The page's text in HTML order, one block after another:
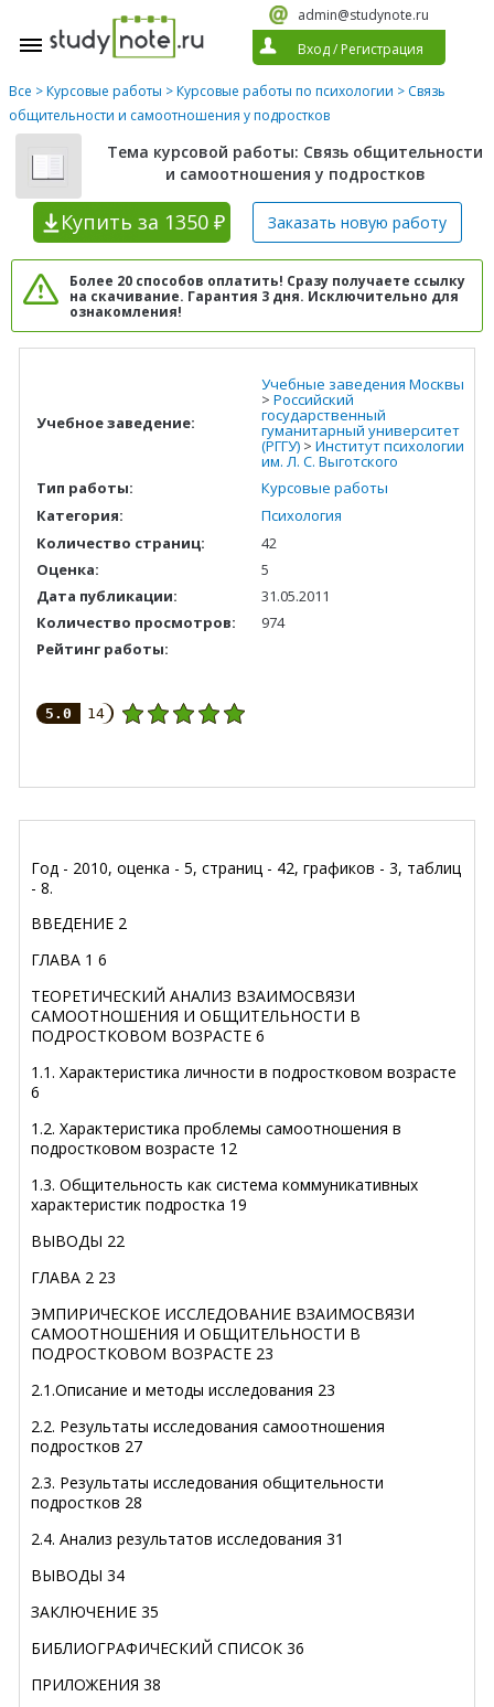
admin@studynote.ru
Вход/ Регистрация
Все >Курсовые работы >Курсовые работы по психологии > Связь
общительности и самоотношения у подростков
Тема курсовой работы: Связь общительности
и самоотношения у подростков
Купить за 1350 ₽ Заказать новую работу
Более 20 способов оплатить! Сразу получаете ссылку
на скачивание. Гарантия 3 дня. Исключительно для
ознакомления!
Учебное заведение:
Учебные заведения Москвы
> Российский
государственный
гуманитарный университет
(РГГУ) > Институт психологии
им. Л. С. Выготского
Тип работы:
Курсовые работы
Категория:
Психология
Количество страниц:
42
Оценка:
5
Дата публикации:
31.05.2011
Количество просмотров:
974
Рейтинг работы:
5.0 14
Год - 2010, оценка - 5, страниц - 42, графиков - 3, таблиц
- 8.
ВВЕДЕНИЕ 2
ГЛАВА 1 6
ТЕОРЕТИЧЕСКИЙ АНАЛИЗ ВЗАИМОСВЯЗИ
САМООТНОШЕНИЯ И ОБЩИТЕЛЬНОСТИ В
ПОДРОСТКОВОМ ВОЗРАСТЕ 6
1.1. Характеристика личности в подростковом возрасте
6
1.2. Характеристика проблемы самоотношения в
подростковом возрасте 12
1.3. Общительность как система коммуникативных
характеристик подростка 19
ВЫВОДЫ 22
ГЛАВА 2 23
ЭМПИРИЧЕСКОЕ ИССЛЕДОВАНИЕ ВЗАИМОСВЯЗИ
САМООТНОШЕНИЯ И ОБЩИТЕЛЬНОСТИ В
ПОДРОСТКОВОМ ВОЗРАСТЕ 23
2.1.Описание и методы исследования 23
2.2. Результаты исследования самоотношения
подростков 27
2.3. Результаты исследования общительности
подростков 28
2.4. Анализ результатов исследования 31
ВЫВОДЫ 34
ЗАКЛЮЧЕНИЕ 35
БИБЛИОГРАФИЧЕСКИЙ СПИСОК 36
ПРИЛОЖЕНИЯ 38